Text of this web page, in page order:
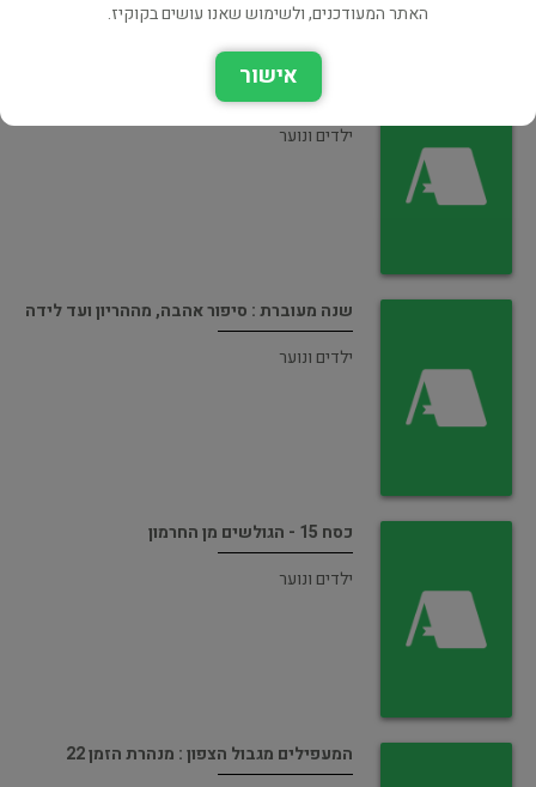
סדרת כס"ח - המפתח מח'רבת סעדים
ילדים ונוער
שנה מעוברת : סיפור אהבה, מההריון ועד לידה
ילדים ונוער
כסח 15 - הגולשים מן החרמון
ילדים ונוער
המעפילים מגבול הצפון : מנהרת הזמן 22
האתר המעודכנים, ולשימוש שאנו עושים בקוקיז.
אישור